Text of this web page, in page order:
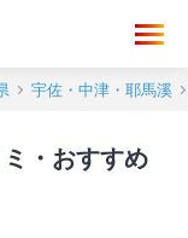
宇佐・中津・耶馬溪
・おすすめ